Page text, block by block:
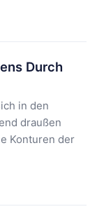
Durch
in den
draußen
Konturen der